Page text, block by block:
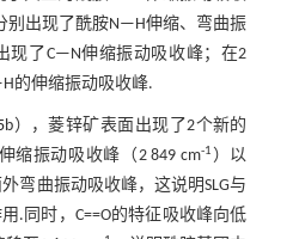
别出现了酰胺N—H伸缩、弯曲振
现了C—N伸缩振动吸收峰；在2
的伸缩振动吸收峰.
b），菱锌矿表面出现了2个新的
缩振动吸收峰（2 849 cm-1 ）以
弯曲振动吸收峰，这说明SLG与
.同时，C==O的特征吸收峰向低